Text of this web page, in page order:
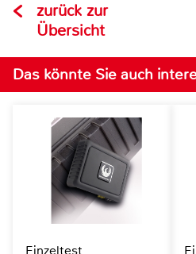
zurück zur
Übersicht
Das könnte Sie auch
Einzeltest